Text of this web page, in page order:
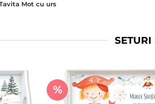
Mot cu urs
SETURI
%